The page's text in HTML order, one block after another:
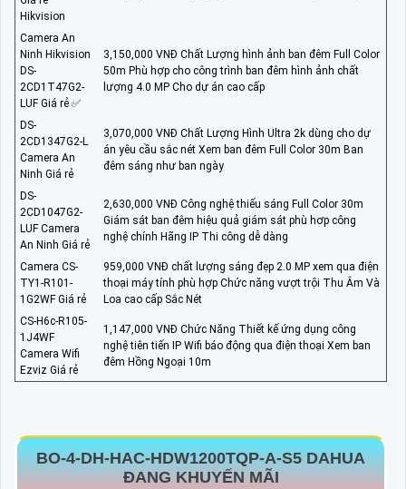
Hikvision
Camera An
Ninh Hikvision
DS-
2CD1T47G2-
LUF Giá rẻ ✅
3,150,000 VNĐ Chất Lượng hình ảnh ban đêm Full Color
50m Phù hợp cho công trình ban đêm hình ảnh chất
lượng 4.0 MP Cho dự án cao cấp
DS-
2CD1347G2-L
Camera An
Ninh Giá rẻ
3,070,000 VNĐ Chất Lượng Hình Ultra 2k dùng cho dự
án yêu cầu sắc nét Xem ban đêm Full Color 30m Ban
đêm sáng như ban ngày
DS-
2CD1047G2-
LUF Camera
An Ninh Giá rẻ
2,630,000 VNĐ Công nghệ thiếu sáng Full Color 30m
Giám sát ban đêm hiệu quả giám sát phù hơp công
nghệ chính Hãng IP Thi công dễ dàng
Camera CS-
TY1-R101-
1G2WF Giá rẻ
959,000 VNĐ chất lượng sáng đẹp 2.0 MP xem qua điện
thoại máy tính phù hợp Chức năng vượt trội Thu Âm Và
Loa cao cấp Sắc Nét
CS-H6c-R105-
1J4WF
Camera Wifi
Ezviz Giá rẻ
1,147,000 VNĐ Chức Năng Thiết kế ứng dụng công
nghệ tiên tiến IP Wifi báo động qua điện thoại Xem ban
đêm Hồng Ngoại 10m
BO-4-DH-HAC-HDW1200TQP-A-S5 DAHUA
ĐANG KHUYẾN MÃI